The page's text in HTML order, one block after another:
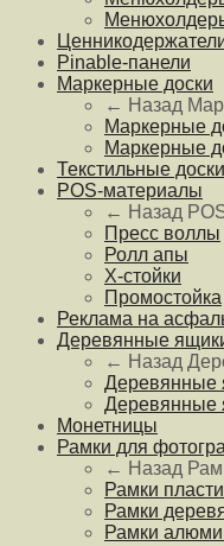
Pinable-панели
Маркерные доски
← Назад
Маркерные
Маркерные
Текстильные доски
POS-материалы
← Назад
Пресс воллы
Ролл апы
Х-стойки
Промостойка
Реклама на
Деревянные
← Назад
Деревянные
Деревянные
Монетницы
Рамки для
← Назад
Рамки
Рамки
Рамки